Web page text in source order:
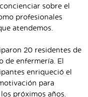
sobre el
profesionales
atendemos.
20 residentes de
de enfermería. El
enriqueció el
para
próximos años.